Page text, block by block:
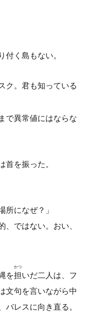
く島もない。
ク。君も知っている
で異常値にはならな
を振った。
所になぜ？」
、ではない。おい、
を担
かつ
いだ二人は、フ
文句を言いながら中
レスに向き直る。